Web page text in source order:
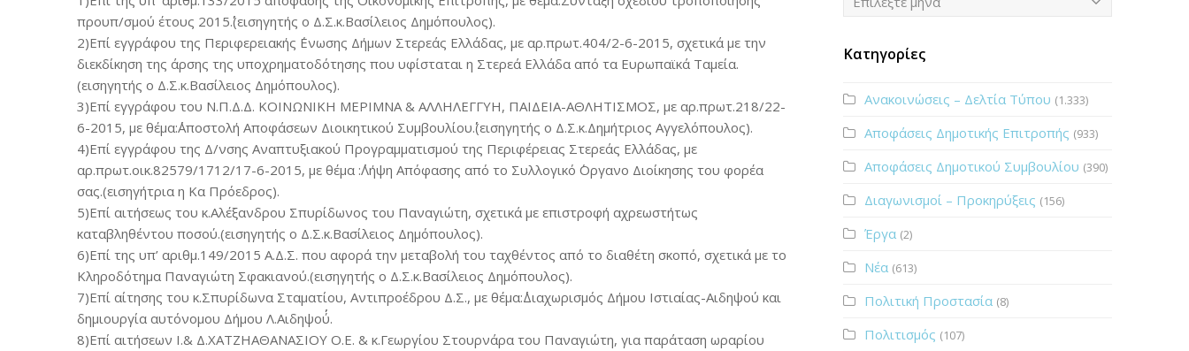
προυπ/σμού έτους 2015΄΄.(εισηγητής ο Δ.Σ.κ.Βασίλειος Δημόπουλος).
2)Επί εγγράφου της Περιφερειακής ΄Ενωσης Δήμων Στερεάς Ελλάδας, με αρ.πρωτ.404/2-6-2015, σχετικά με την
διεκδίκηση της άρσης της υποχρηματοδότησης που υφίσταται η Στερεά Ελλάδα από τα Ευρωπαϊκά Ταμεία.
(εισηγητής ο Δ.Σ.κ.Βασίλειος Δημόπουλος).
3)Επί εγγράφου του Ν.Π.Δ.Δ. ΚΟΙΝΩΝΙΚΗ ΜΕΡΙΜΝΑ & ΑΛΛΗΛΕΓΓΥΗ, ΠΑΙΔΕΙΑ-ΑΘΛΗΤΙΣΜΟΣ, με αρ.πρωτ.218/22-
6-2015, με θέμα:΄΄Αποστολή Αποφάσεων Διοικητικού Συμβουλίου΄΄.(εισηγητής ο Δ.Σ.κ.Δημήτριος Αγγελόπουλος).
4)Επί εγγράφου της Δ/νσης Αναπτυξιακού Προγραμματισμού της Περιφέρειας Στερεάς Ελλάδας, με
αρ.πρωτ.οικ.82579/1712/17-6-2015, με θέμα :΄΄Λήψη Απόφασης από το Συλλογικό ΄Οργανο Διοίκησης του φορέα
σας.(εισηγήτρια η Κα Πρόεδρος).
5)Επί αιτήσεως του κ.Αλέξανδρου Σπυρίδωνος του Παναγιώτη, σχετικά με επιστροφή αχρεωστήτως
καταβληθέντου ποσού.(εισηγητής ο Δ.Σ.κ.Βασίλειος Δημόπουλος).
6)Επί της υπ’ αριθμ.149/2015 Α.Δ.Σ. που αφορά την μεταβολή του ταχθέντος από το διαθέτη σκοπό, σχετικά με το
Κληροδότημα Παναγιώτη Σφακιανού.(εισηγητής ο Δ.Σ.κ.Βασίλειος Δημόπουλος).
7)Επί αίτησης του κ.Σπυρίδωνα Σταματίου, Αντιπροέδρου Δ.Σ., με θέμα:΄΄Διαχωρισμός Δήμου Ιστιαίας-Αιδηψού και
δημιουργία αυτόνομου Δήμου Λ.Αιδηψού΄΄.
8)Επί αιτήσεων Ι.& Δ.ΧΑΤΖΗΑΘΑΝΑΣΙΟΥ Ο.Ε. & κ.Γεωργίου Στουρνάρα του Παναγιώτη, για παράταση ωραρίου
Κατηγορίες
Ανακοινώσεις – Δελτία Τύπου (1.333)
Αποφάσεις Δημοτικής Επιτροπής (933)
Αποφάσεις Δημοτικού Συμβουλίου (390)
Διαγωνισμοί – Προκηρύξεις (156)
Έργα (2)
Νέα (613)
Πολιτική Προστασία (8)
Πολιτισμός (107)